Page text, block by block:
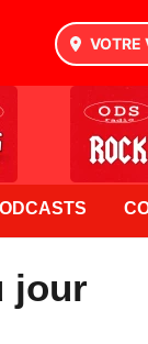
VOTRE
jour